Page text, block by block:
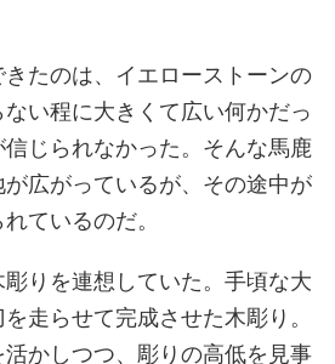
たのは、イエローストーンの
い程に大きくて広い何かだっ
じられなかった。そんな馬鹿
広がっているが、その途中が
ているのだ。
りを連想していた。手頃な大
走らせて完成させた木彫り。
かしつつ、彫りの高低を見事